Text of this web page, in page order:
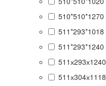
510*510*1270
511*293*1018
511*293*1240
511х293х1240
511х304х1118